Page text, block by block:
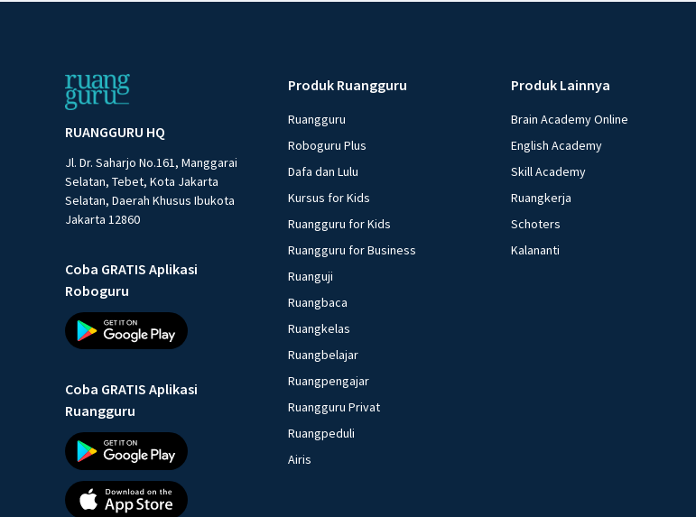
RUANGGURU HQ
Jl. Dr. Saharjo No.161, Manggarai
Selatan, Tebet, Kota Jakarta
Selatan, Daerah Khusus Ibukota
Jakarta 12860
Coba GRATIS Aplikasi
Roboguru
Coba GRATIS Aplikasi
Ruangguru
Produk Ruangguru
Ruangguru
Roboguru Plus
Dafa dan Lulu
Kursus for Kids
Ruangguru for Kids
Ruangguru for Business
Ruanguji
Ruangbaca
Ruangkelas
Ruangbelajar
Ruangpengajar
Ruangguru Privat
Ruangpeduli
Airis
Produk Lainnya
Brain Academy Online
English Academy
Skill Academy
Ruangkerja
Schoters
Kalananti